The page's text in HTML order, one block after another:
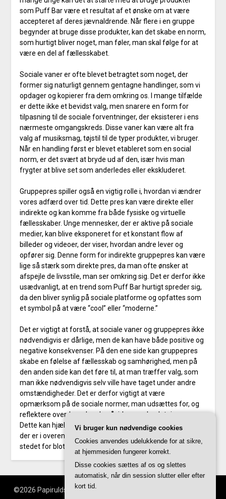
som Puff Bar være et resultat af et ønske om at være
accepteret af deres jævnaldrende. Når flere i en gruppe
begynder at bruge disse produkter, kan det skabe en norm,
som hurtigt bliver noget, man føler, man skal følge for at
være en del af fællesskabet.
Sociale vaner er ofte blevet betragtet som noget, der
former sig naturligt gennem gentagne handlinger, som vi
opdager og kopierer fra dem omkring os. I mange tilfælde
er dette ikke et bevidst valg, men snarere en form for
tilpasning til de sociale forventninger, der eksisterer i ens
nærmeste omgangskreds. Disse vaner kan være alt fra
valg af musiksmag, tøjstil til de typer produkter, vi bruger.
Når en handling først er blevet etableret som en social
norm, er det svært at bryde ud af den, især hvis man
frygter at blive set som anderledes eller ekskluderet.
Gruppepres spiller også en vigtig rolle i, hvordan vi ændrer
vores adfærd over tid. Dette pres kan være direkte eller
indirekte og kan komme fra både fysiske og virtuelle
fællesskaber. Unge mennesker, der er aktive på sociale
medier, kan blive eksponeret for et konstant flow af
billeder og videoer, der viser, hvordan andre lever og
opfører sig. Denne form for indirekte gruppepres kan være
lige så stærk som direkte pres, da man ofte ønsker at
afspejle de livsstile, man ser omkring sig. Det er derfor ikke
usædvanligt, at en trend som Puff Bar hurtigt spreder sig,
da den bliver synlig på sociale platforme og opfattes som
et symbol på at være “cool” eller “moderne.”
Det er vigtigt at forstå, at sociale vaner og gruppepres ikke
nødvendigvis er dårlige, men de kan have både positive og
negative konsekvenser. På den ene side kan gruppepres
skabe en følelse af fællesskab og samhørighed, men på
den anden side kan det føre til, at man træffer valg, som
man ikke nødvendigvis selv ville have taget under andre
omstændigheder. Det er derfor vigtigt at være
opmærksom på de sociale normer, man udsættes for, og
reflektere over, hvordan de påvirker ens beslutninger.
Dette kan hjælpe med at træffe mere informerede valg,
der er i overensstemmelse med ens egne værdier og mål, i
stedet for blot at følge strømmen.
©2026 Papiruldsønderjylland.dk
Vi bruger kun nødvendige cookies
Cookies anvendes udelukkende for at sikre,
at hjemmesiden fungerer korrekt.
Disse cookies sættes af os og slettes
automatisk, når din session slutter eller efter
kort tid.